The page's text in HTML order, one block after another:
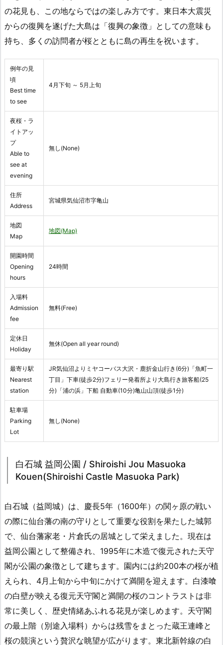
の花見も、この地ならではの楽しみ方です。東日本大震災
からの復興を遂げた大島は「復興の象徴」としての意味も
持ち、多くの訪問者が桜とともに島の再生を祝います。
例年の見
頃
Best time
to see
4月下旬 ～ 5月上旬
夜桜・ラ
イトアッ
プ
Able to
see at
evening
無し(None)
住所
Address
宮城県気仙沼市字亀山
地図
Map
地図(Map)
開園時間
Opening
hours
24時間
入場料
Admission
fee
無料(Free)
定休日
Holiday
無休(Open all year round)
最寄り駅
Nearest
station
JR気仙沼よりミヤコーバス大沢・鹿折金山行き(6分)「魚町一
丁目」下車(徒歩2分)フェリー発着所より大島行き旅客船(25
分)「浦の浜」下船 自動車(10分)亀山山頂(徒歩1分)
駐車場
Parking
Lot
無し(None)
白石城 益岡公園 / Shiroishi Jou Masuoka
Kouen(Shiroishi Castle Masuoka Park)
白石城（益岡城）は、慶長5年（1600年）の関ヶ原の戦い
の際に仙台藩の南の守りとして重要な役割を果たした城郭
で、仙台藩家老・片倉氏の居城として栄えました。現在は
益岡公園として整備され、1995年に木造で復元された天守
閣が公園の象徴として建ちます。園内には約200本の桜が植
えられ、4月上旬から中旬にかけて満開を迎えます。白漆喰
の白壁が映える復元天守閣と満開の桜のコントラストは非
常に美しく、歴史情緒あふれる花見が楽しめます。天守閣
の最上階（別途入場料）からは残雪をまとった蔵王連峰と
桜の競演という贅沢な眺望が広がります。東北新幹線の白